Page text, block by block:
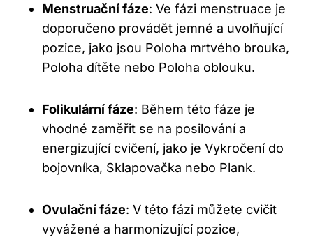
Menstruační fáze: Ve fázi menstruace je
doporučeno provádět jemné a⁢ uvolňující
pozice, jako jsou Poloha mrtvého brouka,
Poloha dítěte nebo Poloha oblouku.
Folikulární fáze: Během této fáze je
‌vhodné zaměřit se​ na posilování a
energizující cvičení, jako ‍je Vykročení do
bojovníka, Sklapovačka nebo Plank.
Ovulační fáze: V této fázi můžete cvičit
vyvážené a harmonizující pozice, ​